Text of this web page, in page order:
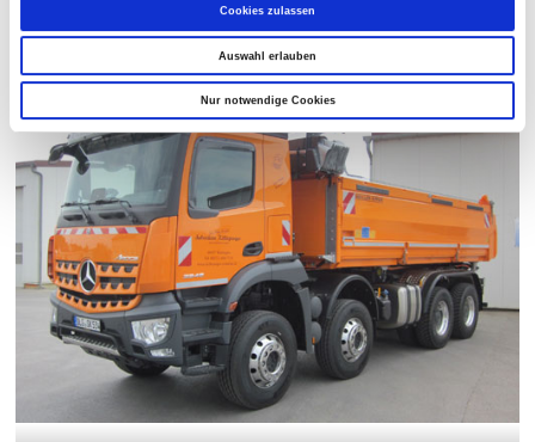
Cookies zulassen
Auswahl erlauben
Nur notwendige Cookies